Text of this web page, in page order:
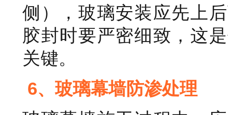
侧），玻璃安装应先上
胶封时要严密细致，这
关键。
6、玻璃幕墙防渗处理